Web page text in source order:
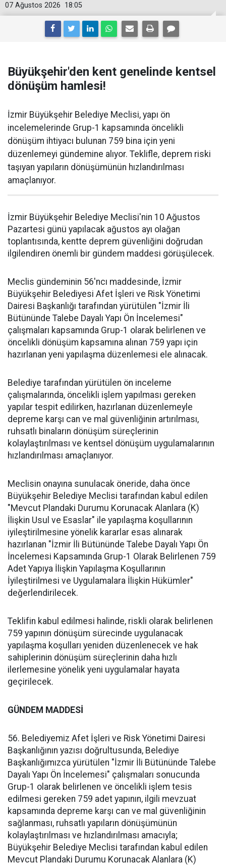
18:05
07 Ağustos 2026
Büyükşehir'den kent genelinde kentsel
dönüşüm hamlesi!
İzmir Büyükşehir Belediye Meclisi, yapı ön
incelemelerinde Grup-1 kapsamında öncelikli
dönüşüm ihtiyacı bulunan 759 bina için yeni
düzenlemeyi gündemine alıyor. Teklifle, deprem riski
taşıyan yapıların dönüşümünün hızlandırılması
amaçlanıyor.
İzmir Büyükşehir Belediye Meclisi'nin 10 Ağustos
Pazartesi günü yapılacak ağustos ayı olağan
toplantısında, kentte deprem güvenliğini doğrudan
ilgilendiren önemli bir gündem maddesi görüşülecek.
Meclis gündeminin 56'ncı maddesinde, İzmir
Büyükşehir Belediyesi Afet İşleri ve Risk Yönetimi
Dairesi Başkanlığı tarafından yürütülen "İzmir İli
Bütününde Talebe Dayalı Yapı Ön İncelemesi"
çalışmaları kapsamında Grup-1 olarak belirlenen ve
öncelikli dönüşüm kapsamına alınan 759 yapı için
hazırlanan yeni yapılaşma düzenlemesi ele alınacak.
Belediye tarafından yürütülen ön inceleme
çalışmalarında, öncelikli işlem yapılması gereken
yapılar tespit edilirken, hazırlanan düzenlemeyle
depreme karşı can ve mal güvenliğinin artırılması,
ruhsatlı binaların dönüşüm süreçlerinin
kolaylaştırılması ve kentsel dönüşüm uygulamalarının
hızlandırılması amaçlanıyor.
Meclisin onayına sunulacak öneride, daha önce
Büyükşehir Belediye Meclisi tarafından kabul edilen
"Mevcut Plandaki Durumu Korunacak Alanlara (K)
İlişkin Usul ve Esaslar" ile yapılaşma koşullarının
iyileştirilmesine yönelik kararlar esas alınarak
hazırlanan "İzmir İli Bütününde Talebe Dayalı Yapı Ön
İncelemesi Kapsamında Grup-1 Olarak Belirlenen 759
Adet Yapıya İlişkin Yapılaşma Koşullarının
İyileştirilmesi ve Uygulamalara İlişkin Hükümler"
değerlendirilecek.
Teklifin kabul edilmesi halinde, riskli olarak belirlenen
759 yapının dönüşüm sürecinde uygulanacak
yapılaşma koşulları yeniden düzenlenecek ve hak
sahiplerinin dönüşüm süreçlerinin daha hızlı
ilerlemesine yönelik yeni uygulamalar hayata
geçirilecek.
GÜNDEM MADDESİ
56. Belediyemiz Afet İşleri ve Risk Yönetimi Dairesi
Başkanlığının yazısı doğrultusunda, Belediye
Başkanlığımızca yürütülen "İzmir İli Bütününde Talebe
Dayalı Yapı Ön İncelemesi" çalışmaları sonucunda
Grup-1 olarak belirlenen ve öncelikli işlem tesis
edilmesi gereken 759 adet yapının, ilgili mevzuat
kapsamında depreme karşı can ve mal güvenliğinin
sağlanması, ruhsatlı yapıların dönüşümünün
kolaylaştırılması ve hızlandırılması amacıyla;
Büyükşehir Belediye Meclisi tarafından kabul edilen
Mevcut Plandaki Durumu Korunacak Alanlara (K)